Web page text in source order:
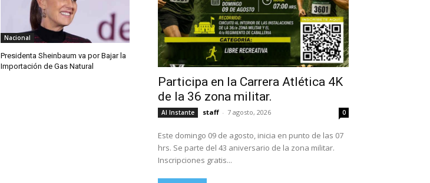
Nacional
Presidenta Sheinbaum va por Bajar la
Importación de Gas Natural
Participa en la Carrera Atlética 4K
de la 36 zona militar.
Al Instante staff - 7 agosto, 2026 0
Este domingo 09 de agosto, inicia en punto de las 07
hrs. Se parte del 43 aniversario de la zona militar.
Inscripciones gratis...